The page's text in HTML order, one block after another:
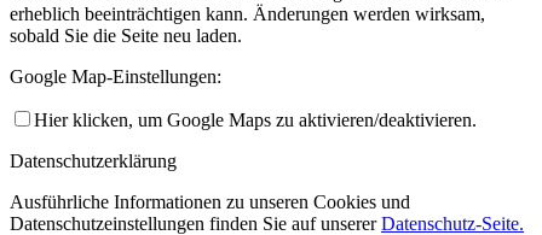
erheblich beeinträchtigen kann. Änderungen werden wirksam,
sobald Sie die Seite neu laden.
Google Map-Einstellungen:
Hier klicken, um Google Maps zu aktivieren/deaktivieren.
Datenschutzerklärung
Ausführliche Informationen zu unseren Cookies und
Datenschutzeinstellungen finden Sie auf unsererDatenschutz-Seite.